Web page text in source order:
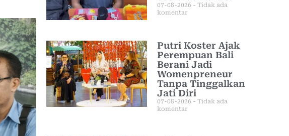
07-08-2026
Tidak ada
komentar
Putri Koster Ajak
Perempuan Bali
Berani Jadi
Womenpreneur
Tanpa Tinggalkan
Jati Diri
07-08-2026
Tidak ada
komentar